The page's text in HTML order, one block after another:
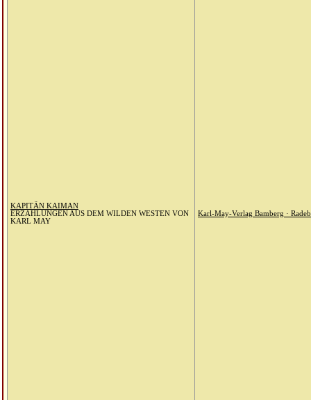
KAPITÄN KAIMAN
ERZÄHLUNGEN AUS DEM WILDEN WESTEN VON
KARL MAY
Karl-May-Verlag Bamberg ·